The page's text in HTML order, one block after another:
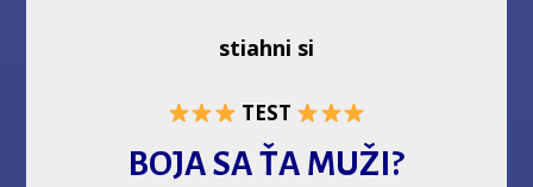
stiahni si
TEST
BOJA SA ŤA MUŽI?